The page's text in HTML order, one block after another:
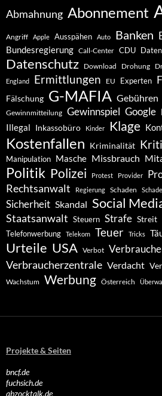
Abmahnung Abonnement
Angriff Apple Ausspähen Auto Banken
Bundesregierung Call-Center CDU
Datenschutz Download Drohung
England Ermittlungen EU Experten
Fälschung G-MAFIA Gebühren
Gewinnmitteilung Gewinnspiel Google
Illegal Inkassobüro Kinder Klage
Kostenfallen Kriminalität
Manipulation Masche Missbrauch
Politik Polizei Protest Provider
Rechtsanwalt Regierung Schaden
Sicherheit Skandal Social
Staatsanwalt Steuern Strafe Streit
Telefonwerbung Telekom Teuer Tricks
Urteile USA Verbot
Verbraucherzentrale Verdacht
Wachstum Werbung Österreich
Projekte & Seiten
bncf.de
fuchsich.de
abzocktalk.de